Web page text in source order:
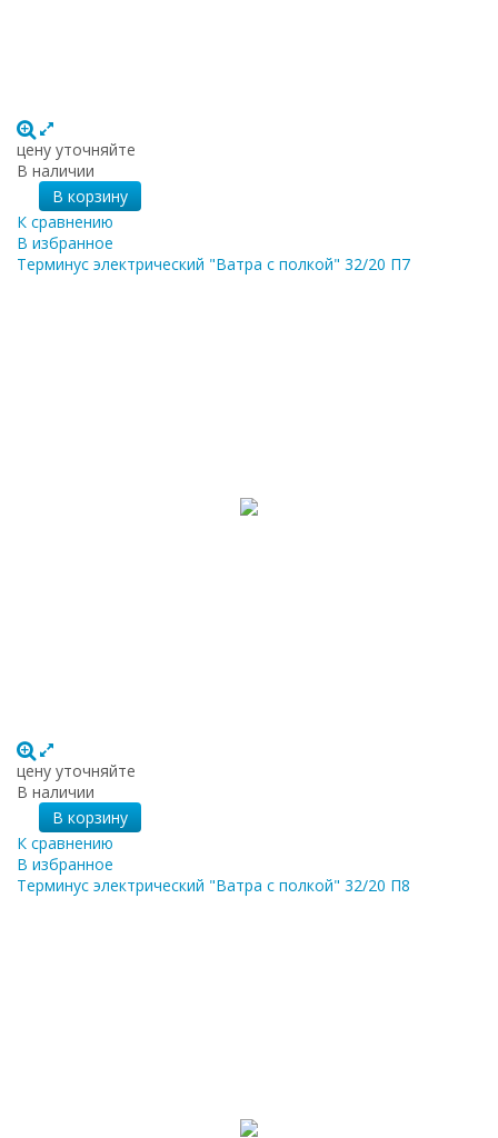
цену уточняйте
В наличии
В корзину
К сравнению
В избранное
Терминус электрический "Ватра с полкой" 32/20 П7
цену уточняйте
В наличии
В корзину
К сравнению
В избранное
Терминус электрический "Ватра с полкой" 32/20 П8